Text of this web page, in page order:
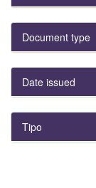
Document type
Date issued
Tipo